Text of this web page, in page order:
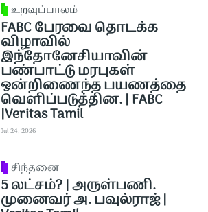
உறவுப்பாலம்
FABC பேரவை தொடக்க
விழாவில்
இந்தோனேசியாவின்
பண்பாட்டு மரபுகள்
ஒன்றிணைந்த பயணத்தை
வெளிப்படுத்தின. | FABC
|Veritas Tamil
Jul 24, 2026
சிந்தனை
5 லட்சம்? | அருள்பணி.
முனைவர் அ. பவுல்ராஜ் |